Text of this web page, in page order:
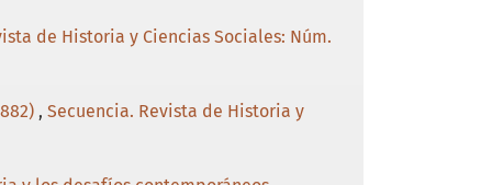
de Historia y Ciencias Sociales: Núm.
, Secuencia. Revista de Historia y